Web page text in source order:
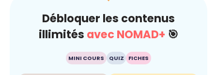
Débloquer les contenus
illimités avec NOMAD+ 🎯
MINI COURS QUIZ FICHES